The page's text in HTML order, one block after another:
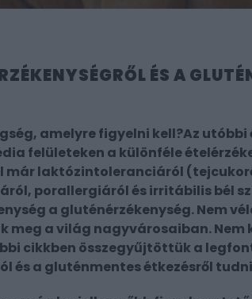
ÉS A
amelyre figyelni kell?Az
felületeken a különféle
laktózintoleranciáról
porallergiáról és irritábilis bél
a gluténérzékenység. Nem
meg a világ nagyvárosaiban. Nem
cikkben összegyűjtöttük a
és a gluténmentes étkezésről